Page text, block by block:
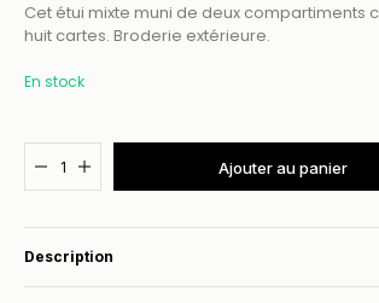
Cet étui mixte muni de deux compartiments
huit cartes. Broderie extérieure.
En stock
Ajouter au panier
Added to cart
Description